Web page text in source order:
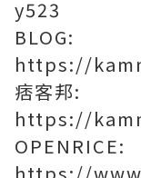
y523
BLOG:
https://
痞客邦:
https://
OPENRICE:
https://